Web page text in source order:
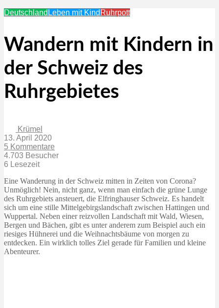
Deutschland Leben mit Kind Ruhrpott
Wandern mit Kindern in
der Schweiz des
Ruhrgebietes
Krümel
13. April 2020
5 Kommentare
4.703 Besucher
6 Lesezeit
Eine Wanderung in der Schweiz mitten in Zeiten von Corona?
Unmöglich! Nein, nicht ganz, wenn man einfach die grüne Lunge
des Ruhrgebiets ansteuert, die Elfringhauser Schweiz. Es handelt
sich um eine stille Mittelgebirgslandschaft zwischen Hattingen und
Wuppertal. Neben einer reizvollen Landschaft mit Wald, Wiesen,
Bergen und Bächen, gibt es unter anderem zum Beispiel auch ein
riesiges Hühnerei und die Weihnachtsbäume von morgen zu
entdecken. Ein wirklich tolles Ziel gerade für Familien und kleine
Abenteurer.